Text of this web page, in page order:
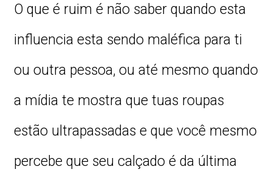
O que é ruim é não saber quando esta
influencia esta sendo maléfica para ti
ou outra pessoa, ou até mesmo quando
a mídia te mostra que tuas roupas
estão ultrapassadas e que você mesmo
percebe que seu calçado é da última